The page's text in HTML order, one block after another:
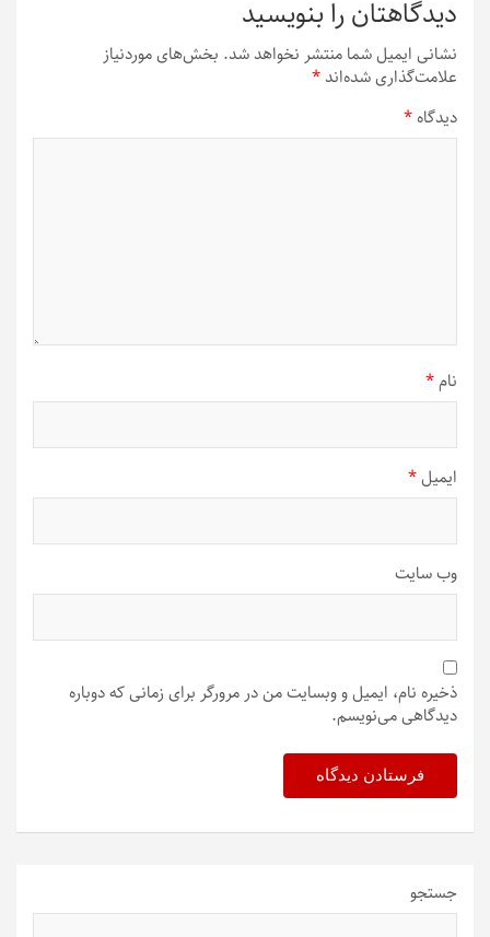
دیدگاهتان را بنویسید
نشانی ایمیل شما منتشر نخواهد شد. بخش‌های موردنیاز
علامت‌گذاری شده‌اند*
دیدگاه*
نام*
ایمیل*
وب‌ سایت
ذخیره نام، ایمیل و وبسایت من در مرورگر برای زمانی که دوباره
دیدگاهی می‌نویسم.
جستجو